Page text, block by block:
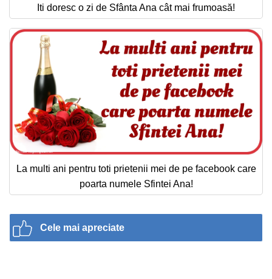
Iti doresc o zi de Sfânta Ana cât mai frumoasă!
La multi ani pentru toti prietenii mei de pe facebook care
poarta numele Sfintei Ana!
Cele mai apreciate